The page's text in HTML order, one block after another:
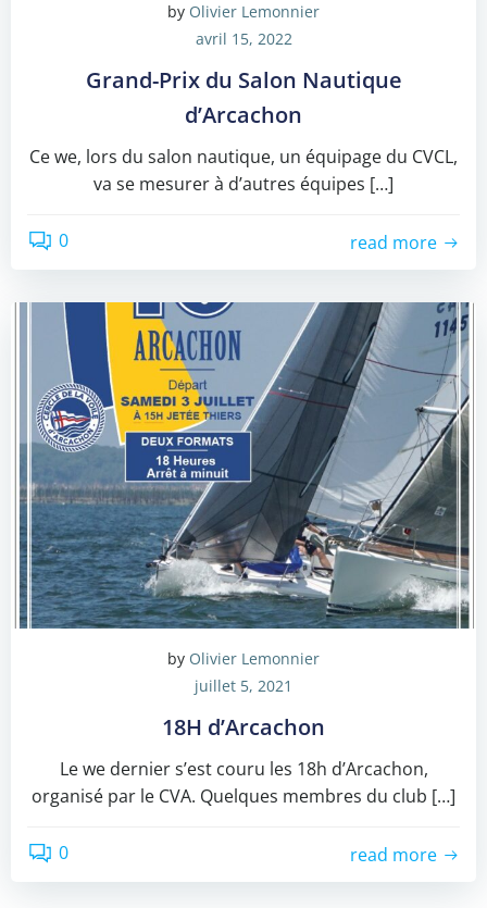
by Olivier Lemonnier
avril 15, 2022
Grand-Prix du Salon Nautique
d’Arcachon
Ce we, lors du salon nautique, un équipage du CVCL,
va se mesurer à d’autres équipes […]
0 read more
by Olivier Lemonnier
juillet 5, 2021
18H d’Arcachon
Le we dernier s’est couru les 18h d’Arcachon,
organisé par le CVA. Quelques membres du club […]
0 read more